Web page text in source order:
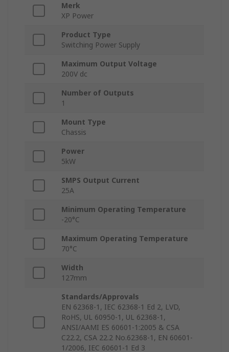
Merk
XP Power
Product Type
Switching Power Supply
Maximum Output Voltage
200V dc
Number of Outputs
1
Mount Type
Chassis
Power
5kW
SMPS Output Current
25A
Minimum Operating Temperature
-20°C
Maximum Operating Temperature
70°C
Width
127mm
Standards/Approvals
EN 62368-1, IEC 62368-1 Ed 2, LVD,
RoHS, UL 60950-1, UL 62368-1,
ANSI/AAMI ES 60601-1:2005 & CSA
C22.2, CSA 22.2 No.62368-1, EN 60601-
1/2006, IEC 60601-1 Ed 3